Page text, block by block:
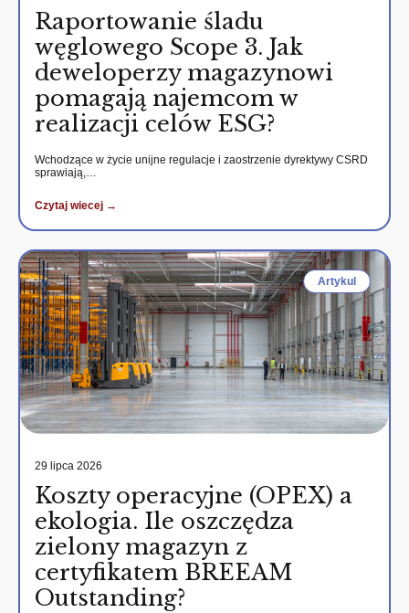
Raportowanie śladu
węglowego Scope 3. Jak
deweloperzy magazynowi
pomagają najemcom w
realizacji celów ESG?
Wchodzące w życie unijne regulacje i zaostrzenie dyrektywy CSRD
sprawiają,…
Czytaj wiecej →
Artykul
29 lipca 2026
Koszty operacyjne (OPEX) a
ekologia. Ile oszczędza
zielony magazyn z
certyfikatem BREEAM
Outstanding?